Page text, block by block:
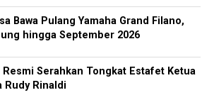
Bawa Pulang Yamaha Grand Filano,
hingga September 2026
Resmi Serahkan Tongkat Estafet Ketua
Rudy Rinaldi